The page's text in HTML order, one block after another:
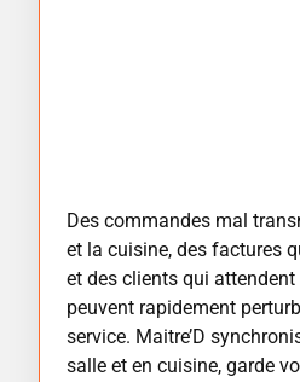
Des commandes mal
et la cuisine, des factures
et des clients qui
peuvent rapidement
service. Maitre’D
salle et en cuisine, garde